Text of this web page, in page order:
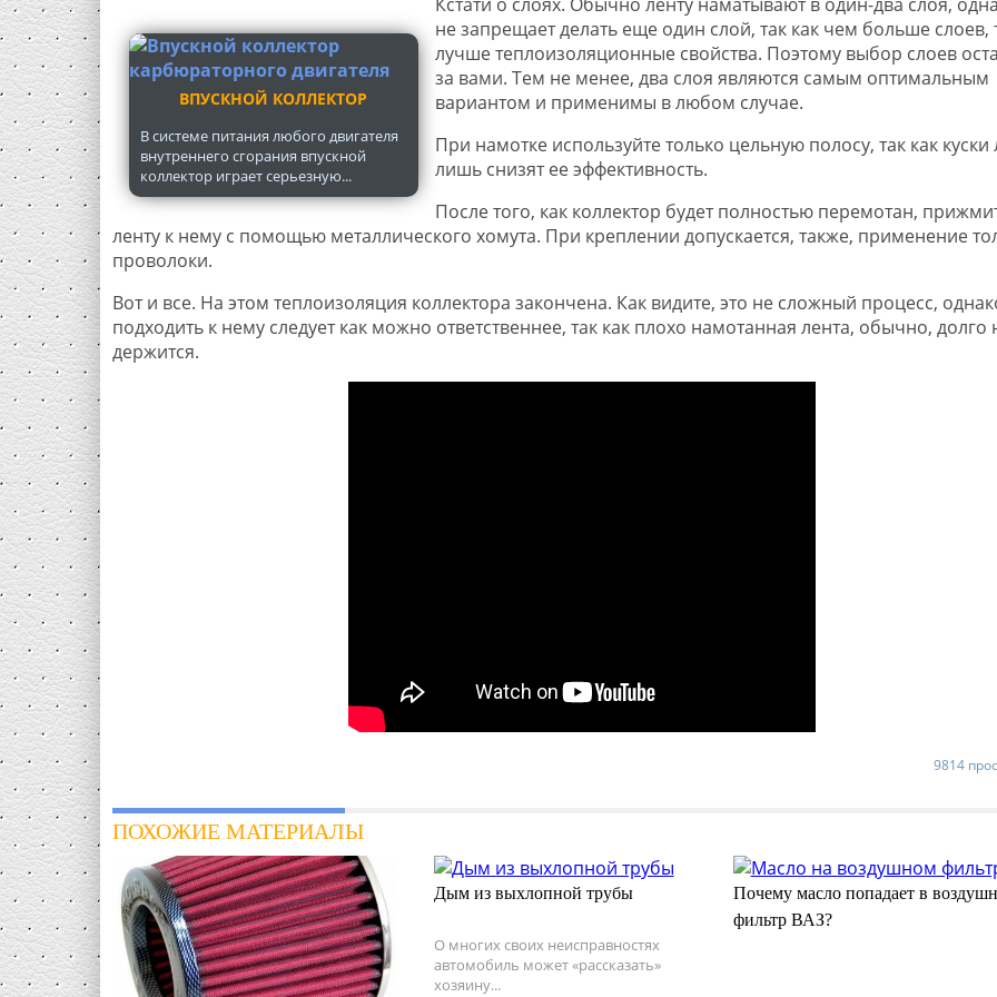
ВПУСКНОЙ КОЛЛЕКТОР
В системе питания любого двигателя
внутреннего сгорания впускной
коллектор играет серьезную...
не запрещает делать еще один слой, так как чем больше слоев,
лучше теплоизоляционные свойства. Поэтому выбор слоев
за вами. Тем не менее, два слоя являются самым оптимальным
вариантом и применимы в любом случае.
При намотке используйте только цельную полосу, так как куски
лишь снизят ее эффективность.
После того, как коллектор будет полностью перемотан,
ленту к нему с помощью металлического хомута. При креплении допускается, также, применение
проволоки.
Вот и все. На этом теплоизоляция коллектора закончена. Как видите, это не сложный процесс,
подходить к нему следует как можно ответственнее, так как плохо намотанная лента, обычно, долго
держится.
9814
ПОХОЖИЕ МАТЕРИАЛЫ
Дым из выхлопной трубы
О многих своих неисправностях
автомобиль может «рассказать»
хозяину...
Почему масло попадает в
фильтр ВАЗ?